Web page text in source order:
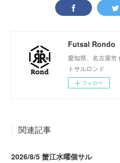
Futsal Rondo
愛知県、名古屋市
トサルロンド
フォロー
関連記事
2026/8/5 蟹江水曜個サル